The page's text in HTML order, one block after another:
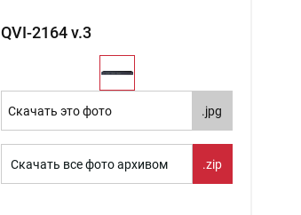
QVI-2164 v.3
Скачать это фото .jpg
Скачать все фото архивом .zip